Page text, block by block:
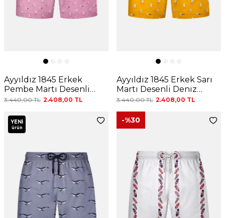
Ayyıldız 1845 Erkek
Pembe Martı Desenli
Deniz Şortu
3.440,00TL 2.408,00 TL
Ayyıldız 1845 Erkek Sarı
Martı Desenli Deniz
Şortu
3.440,00TL 2.408,00 TL
YENI
ürün
-%30